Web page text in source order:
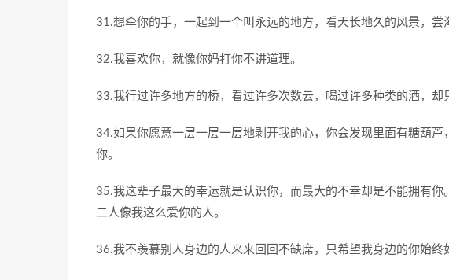
31.想牵你的手，一起到一个叫永远的地方，看天长地久的风景，尝
32.我喜欢你，就像你妈打你不讲道理。
33.我行过许多地方的桥，看过许多次数云，喝过许多种类的酒，却
34.如果你愿意一层一层一层地剥开我的心，你会发现里面有糖葫
你。
35.我这辈子最大的幸运就是认识你，而最大的不幸却是不能拥有
二人像我这么爱你的人。
36.我不羡慕别人身边的人来来回回不缺席，只希望我身边的你始终